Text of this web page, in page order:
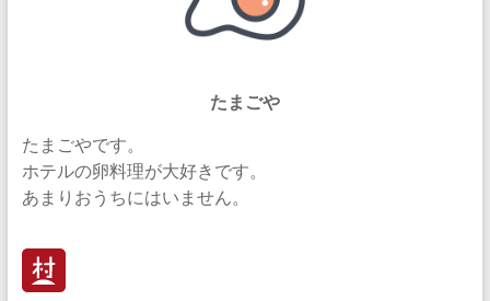
たまごや
たまごやです。
ホテルの卵料理が大好きです。
あまりおうちにはいません。